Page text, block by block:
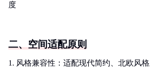
度
二、空间适配原则
1. 风格兼容性：适配现代简约、北欧风